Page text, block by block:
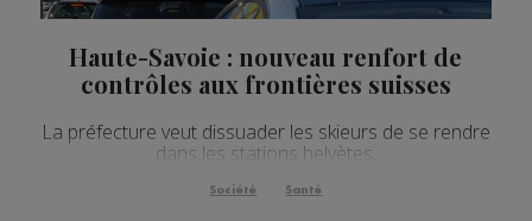
Haute-Savoie : nouveau renfort de
contrôles aux frontières suisses
La préfecture veut dissuader les skieurs de se rendre
dans les stations helvètes.
Société Santé